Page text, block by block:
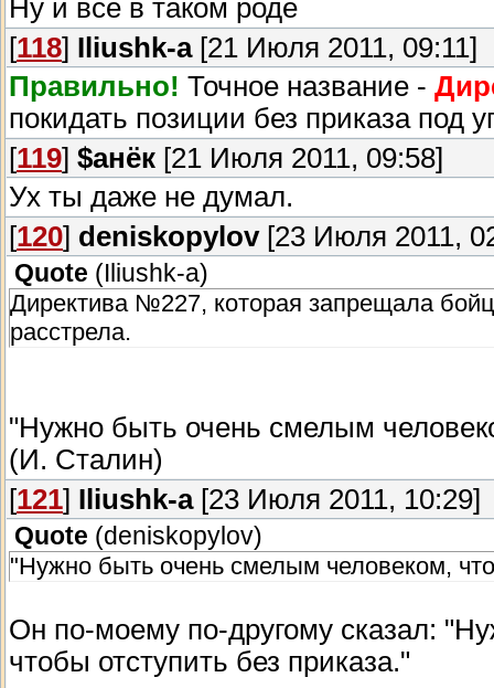
Ну и все в таком роде
[118] Iliushk-a[21 Июля 2011, 09:11]
Правильно! Точное название -
покидать позиции без приказа под
[119] $анёк [21 Июля 2011, 09:58]
Ух ты даже не думал.
[120] deniskopylov[23 Июля 2011,
Quote ( Iliushk-a)
Директива №227, которая запрещала
расстрела.
"Нужно быть очень смелым
(И. Сталин)
[121] Iliushk-a[23 Июля 2011, 10:29]
Quote (deniskopylov)
"Нужно быть очень смелым человеком,
Он по-моему по-другому сказал:
чтобы отступить без приказа."